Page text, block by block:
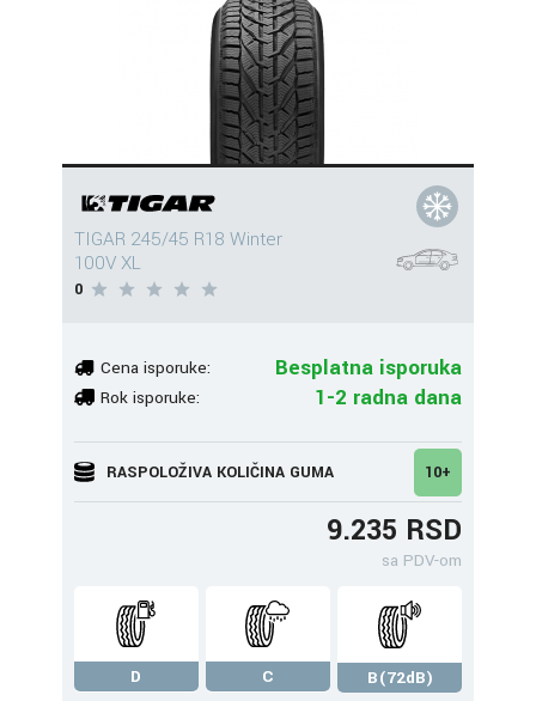
TIGAR 245/45 R18 Winter
100V XL
0
Cena isporuke: Besplatna isporuka
Rok isporuke: 1-2 radna dana
RASPOLOŽIVA KOLIČINA GUMA 10+
9.235 RSD
sa PDV-om
D C
B(72dB)